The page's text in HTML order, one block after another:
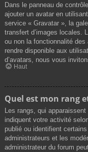
Dans le panneau de
ajouter un avatar en
service « Gravatar », la
transfert d’images locales.
ou non la fonctionnalité
rendre disponible aux
d’avatars, nous vous
Haut
Quel est mon rang
Les rangs, qui
indiquent votre activité
publié ou identifient
administrateurs et les
administrateur du forum